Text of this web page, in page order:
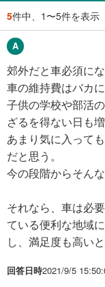
5件中、1〜5件を表示
郊外だと車必須に
車の維持費はバカに
子供の学校や部活
ざるを得ない日も増
あまり気に入って
だと思う。
今の段階からそん
それなら、車は必
ている便利な地域
し、満足度も高いと
回答日時2021/9/5